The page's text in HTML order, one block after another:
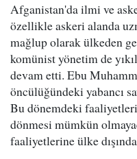
Afganistan'da ilmi ve
özellikle askeri alanda
mağlup olarak ülkeden
komünist yönetim de
devam etti. Ebu
öncülüğündeki yabancı
Bu dönemdeki
dönmesi mümkün
faaliyetlerine ülke